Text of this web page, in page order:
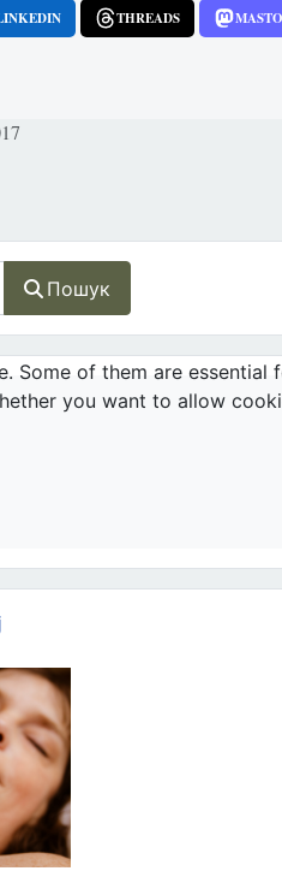
Пошук
THREADS
до традиційної сім’ї - Через
Some of them are
you want to allow